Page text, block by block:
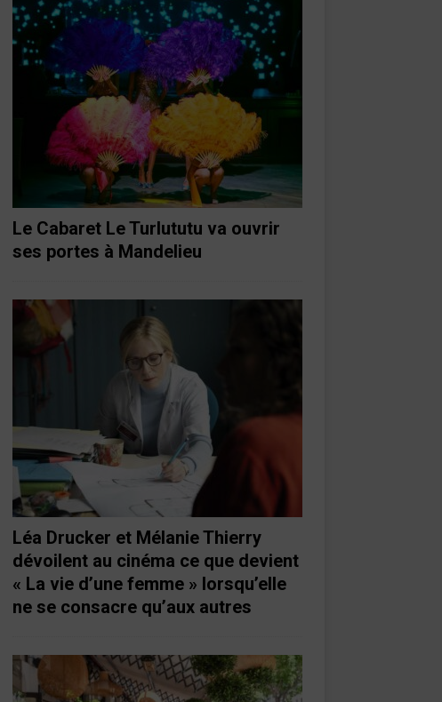
Le Cabaret Le Turlututu va ouvrir
ses portes à Mandelieu
Léa Drucker et Mélanie Thierry
dévoilent au cinéma ce que devient
« La vie d’une femme » lorsqu’elle
ne se consacre qu’aux autres